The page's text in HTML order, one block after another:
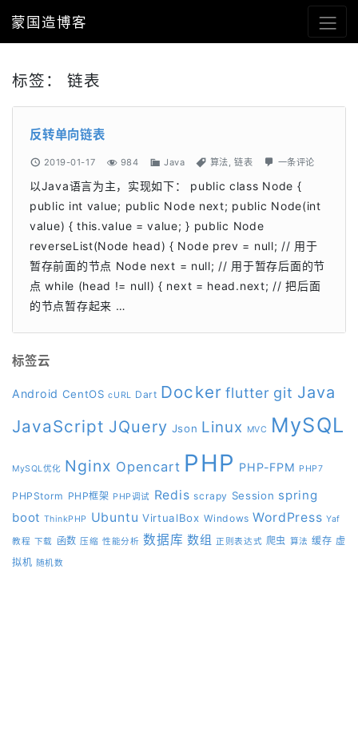
蒙国造博客
标签： 链表
反转单向链表
2019-01-17 984 Java 算法 ,链表 一条评论
以Java语言为主，实现如下： public class Node {
public int value; public Node next; public Node(int
value) { this.value = value; } public Node
reverseList(Node head) { Node prev = null; // 用于
暂存前面的节点 Node next = null; // 用于暂存后面的节
点 while (head != null) { next = head.next; // 把后面
的节点暂存起来 …
标签云
Android CentOS cURL Dart Docker flutter git Java
JavaScript JQuery Json Linux MVC MySQL
MySQL优化 Nginx Opencart PHP PHP-FPM PHP7
PHPStorm PHP框架 PHP调试 Redis scrapy Session spring
boot ThinkPHP Ubuntu VirtualBox Windows WordPress Yaf
教程 下载 函数 压缩 性能分析 数据库 数组 正则表达式 爬虫 算法 缓存 虚
拟机 随机数